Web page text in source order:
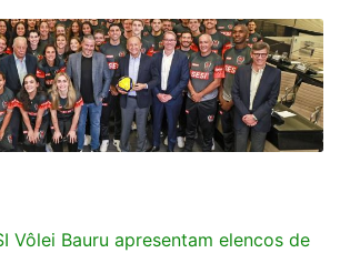
Vôlei Bauru apresentam elencos de